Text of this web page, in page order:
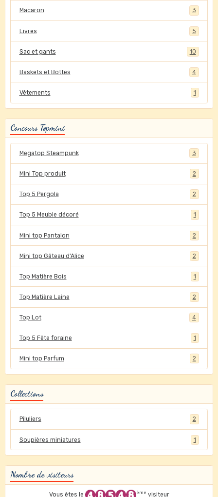
Macaron 3
Livres 5
Sac et gants 10
Baskets et Bottes 4
Vêtements 1
Concours Topmini
Megatop Steampunk 3
Mini Top produit 2
Top 5 Pergola 2
Top 5 Meuble décoré 1
Mini top Pantalon 2
Mini top Gâteau d'Alice 2
Top Matière Bois 1
Top Matière Laine 2
Top Lot 4
Top 5 Fête foraine 1
Mini top Parfum 2
Collections
Piluliers 2
Soupières miniatures 1
Nombre de visiteurs
Vous êtes le ème visiteur